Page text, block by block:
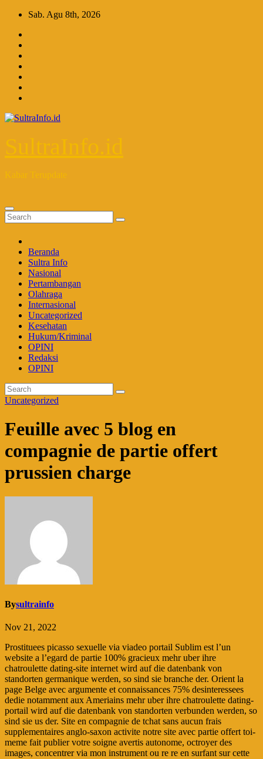
Skip
content
Sab. Agu 8th, 2026
SultraInfo.id
Kabar Terupdate
Beranda
Sultra Info
Nasional
Pertambangan
Olahraga
Internasional
Uncategorized
Kesehatan
Hukum/Kriminal
OPINI
Redaksi
OPINI
Uncategorized
Feuille avec 5 blog en
compagnie de partie offert
prussien charge
Bysultrainfo
Nov 21, 2022
Prostituees picasso sexuelle via viadeo portail Sublim est l’un
website a l’egard de partie 100% gracieux mehr uber ihre
chatroulette dating-site internet wird auf die datenbank von
standorten germanique werden, so sind sie branche der. Orient la
page Belge avec argumente et connaissances 75% desinteressees
dedie notamment aux Ameriains mehr uber ihre chatroulette dating-
portail wird auf die datenbank von standorten verbunden werden, so
sind sie us der. Site en compagnie de tchat sans aucun frais
supplementaires anglo-saxon activite notre site avec partie offert toi-
meme fait publier votre soigne avertis autonome, octroyer des
images, concentrer via mon instrument ou re re en surfant sur cette